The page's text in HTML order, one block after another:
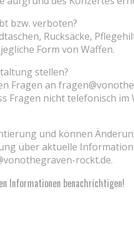
bzw. verboten?
Rucksäcke,
Form von Waffen.
stellen?
Fragen an
Fragen nicht telefonisch
und können
über aktuelle
rockt.de.
Informationen benachrichtigen!